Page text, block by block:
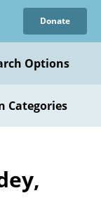
Donate
Options
Categories